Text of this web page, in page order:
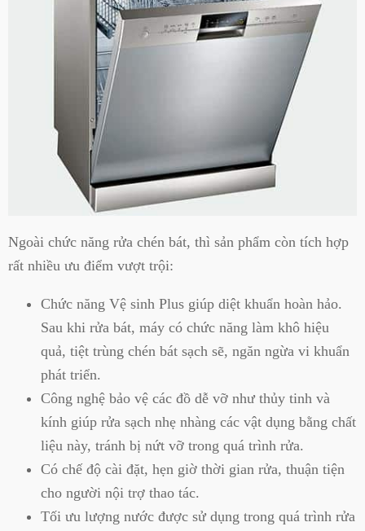
Ngoài chức năng rửa chén bát, thì sản phẩm còn tích hợp
rất nhiều ưu điểm vượt trội:
Chức năng Vệ sinh Plus giúp diệt khuẩn hoàn hảo.
Sau khi rửa bát, máy có chức năng làm khô hiệu
quả, tiệt trùng chén bát sạch sẽ, ngăn ngừa vi khuẩn
phát triển.
Công nghệ bảo vệ các đồ dễ vỡ như thủy tinh và
kính giúp rửa sạch nhẹ nhàng các vật dụng bằng chất
liệu này, tránh bị nứt vỡ trong quá trình rửa.
Có chế độ cài đặt, hẹn giờ thời gian rửa, thuận tiện
cho người nội trợ thao tác.
Tối ưu lượng nước được sử dụng trong quá trình rửa